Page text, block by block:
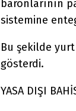
baronlarının
sistemine
Bu şekilde
gösterdi.
YASA DIŞI